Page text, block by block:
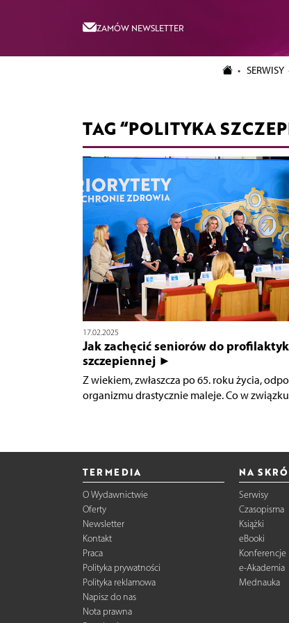
ZAMÓW NEWSLETTER
SERWISY
TAG “POLITYKA
17.02.2025
Jak zachęcić seniorów do
szczepiennej ►
Z wiekiem, zwłaszcza po 65. roku życia,
organizmu drastycznie maleje. Co w związku
TERMEDIA
O Wydawnictwie
Oferty
Newsletter
Kontakt
Praca
Polityka prywatności
Polityka reklamowa
Napisz do nas
Nota prawna
NA
Serwisy
Czasopisma
Książki
eBooki
e-Akademia
Mednauka